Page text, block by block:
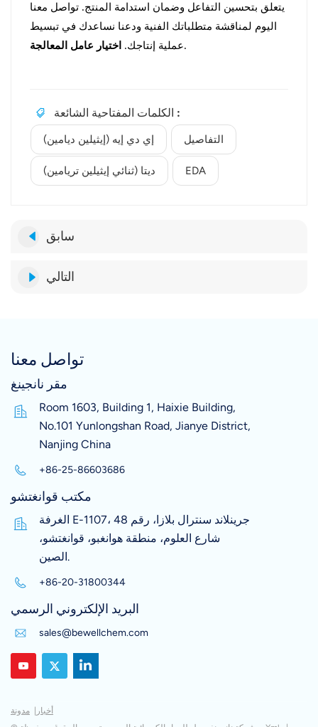
يتعلق بتحسين التفاعل وضمان استدامة المنتج. تواصل معنا
اليوم لمناقشة متطلباتك الفنية ودعنا نساعدك في تبسيط
عملية إنتاجك. اختيار عامل المعالجة .
الكلمات المفتاحية الشائعة :
إي دي إيه (إيثيلين ديامين) التفاصيل
ديتا (ثنائي إيثيلين تريامين) EDA
سابق
التالي
تواصل معنا
مقر نانجينغ
Room 1603, Building 1, Haixie Building,
No.101 Yunlongshan Road, Jianye District,
Nanjing China
+86-25-86603686
مكتب قوانغتشو
الغرفة E-1107، جرينلاند سنترال بلازا، رقم 48
شارع العلوم، منطقة هوانغبو، قوانغتشو،
الصين.
+86-20-31800344
البريد الإلكتروني الرسمي
sales@bewellchem.com
مدونة | أخبار